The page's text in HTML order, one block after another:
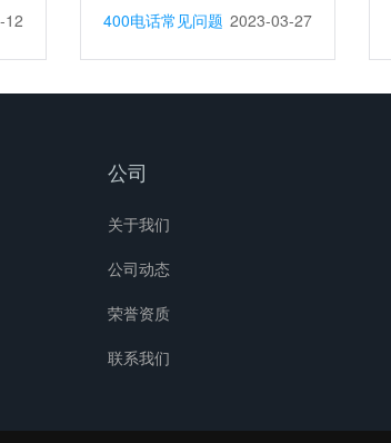
12 400电话常见问题 2023-03-27
公司
关于我们
公司动态
荣誉资质
联系我们